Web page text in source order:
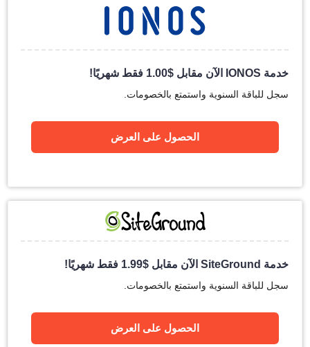
خدمة IONOS الآن مقابل $
1.00 فقط شهريًا!
سجل للباقة السنوية واستمتع بالخصومات.
الحصول على العرض
خدمة SiteGround الآن مقابل $
1.99 فقط شهريًا!
سجل للباقة السنوية واستمتع بالخصومات.
الحصول على العرض